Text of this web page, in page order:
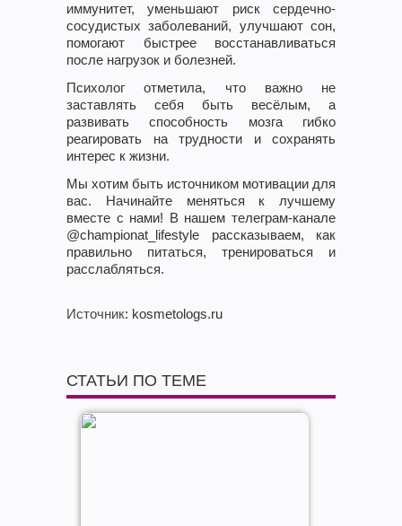
иммунитет, уменьшают риск сердечно-
сосудистых заболеваний, улучшают сон,
помогают быстрее восстанавливаться
после нагрузок и болезней.
Психолог отметила, что важно не
заставлять себя быть весёлым, а
развивать способность мозга гибко
реагировать на трудности и сохранять
интерес к жизни.
Мы хотим быть источником мотивации для
вас. Начинайте меняться к лучшему
вместе с нами! В нашем телеграм-канале
@championat_lifestyle рассказываем, как
правильно питаться, тренироваться и
расслабляться.
Источник: kosmetologs.ru
СТАТЬИ ПО ТЕМЕ